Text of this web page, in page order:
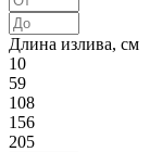
Длина излива, см
10
59
108
156
205